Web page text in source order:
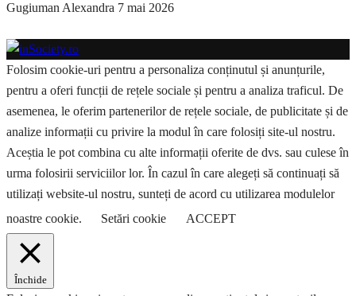
Gugiuman Alexandra 7 mai 2026
Folosim cookie-uri pentru a personaliza conținutul și anunțurile,
pentru a oferi funcții de rețele sociale și pentru a analiza traficul. De
asemenea, le oferim partenerilor de rețele sociale, de publicitate și de
analize informații cu privire la modul în care folosiți site-ul nostru.
Aceștia le pot combina cu alte informații oferite de dvs. sau culese în
urma folosirii serviciilor lor. În cazul în care alegeți să continuați să
utilizați website-ul nostru, sunteți de acord cu utilizarea modulelor
noastre cookie.
Setări cookie ACCEPT
Închide